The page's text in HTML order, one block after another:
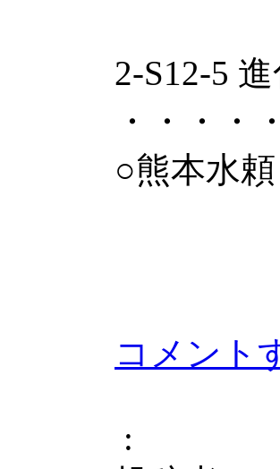
2-S12-5
・・・・
○熊本水
コメント
: